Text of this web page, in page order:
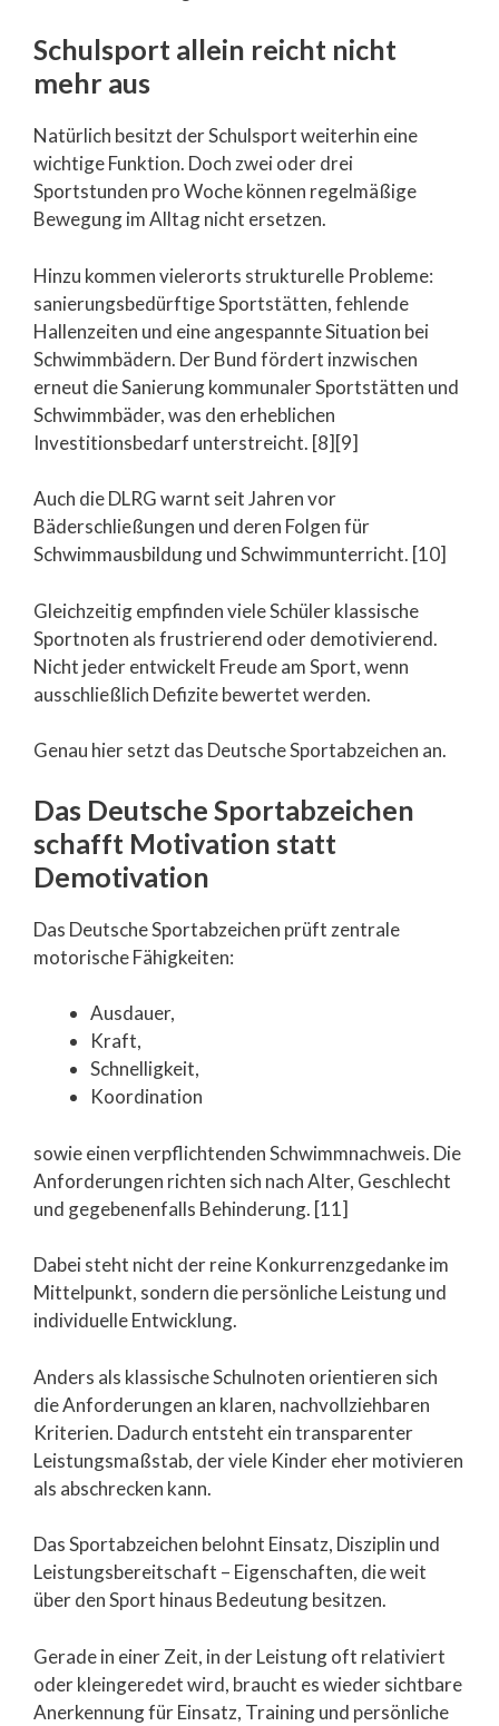
Schulsport allein reicht nicht
mehr aus
Natürlich besitzt der Schulsport weiterhin eine
wichtige Funktion. Doch zwei oder drei
Sportstunden pro Woche können regelmäßige
Bewegung im Alltag nicht ersetzen.
Hinzu kommen vielerorts strukturelle Probleme:
sanierungsbedürftige Sportstätten, fehlende
Hallenzeiten und eine angespannte Situation bei
Schwimmbädern. Der Bund fördert inzwischen
erneut die Sanierung kommunaler Sportstätten und
Schwimmbäder, was den erheblichen
Investitionsbedarf unterstreicht. [8][9]
Auch die DLRG warnt seit Jahren vor
Bäderschließungen und deren Folgen für
Schwimmausbildung und Schwimmunterricht. [10]
Gleichzeitig empfinden viele Schüler klassische
Sportnoten als frustrierend oder demotivierend.
Nicht jeder entwickelt Freude am Sport, wenn
ausschließlich Defizite bewertet werden.
Genau hier setzt das Deutsche Sportabzeichen an.
Das Deutsche Sportabzeichen
schafft Motivation statt
Demotivation
Das Deutsche Sportabzeichen prüft zentrale
motorische Fähigkeiten:
Ausdauer,
Kraft,
Schnelligkeit,
Koordination
sowie einen verpflichtenden Schwimmnachweis. Die
Anforderungen richten sich nach Alter, Geschlecht
und gegebenenfalls Behinderung. [11]
Dabei steht nicht der reine Konkurrenzgedanke im
Mittelpunkt, sondern die persönliche Leistung und
individuelle Entwicklung.
Anders als klassische Schulnoten orientieren sich
die Anforderungen an klaren, nachvollziehbaren
Kriterien. Dadurch entsteht ein transparenter
Leistungsmaßstab, der viele Kinder eher motivieren
als abschrecken kann.
Das Sportabzeichen belohnt Einsatz, Disziplin und
Leistungsbereitschaft – Eigenschaften, die weit
über den Sport hinaus Bedeutung besitzen.
Gerade in einer Zeit, in der Leistung oft relativiert
oder kleingeredet wird, braucht es wieder sichtbare
Anerkennung für Einsatz, Training und persönliche